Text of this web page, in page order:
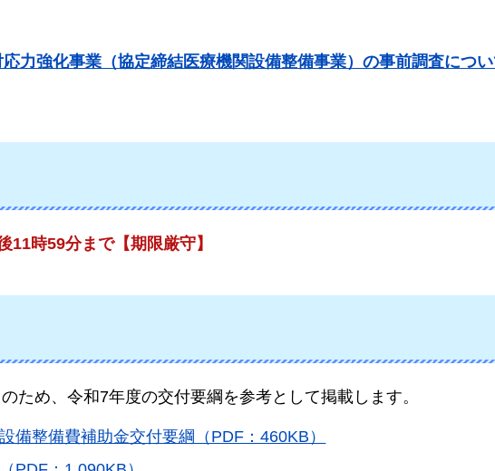
力強化事業（協定締結医療機関設備整備事業）の事前調査につ
11時59分まで【期限厳守】
ため、令和7年度の交付要綱を参考として掲載します。
備整備費補助金交付要綱（PDF：460KB）